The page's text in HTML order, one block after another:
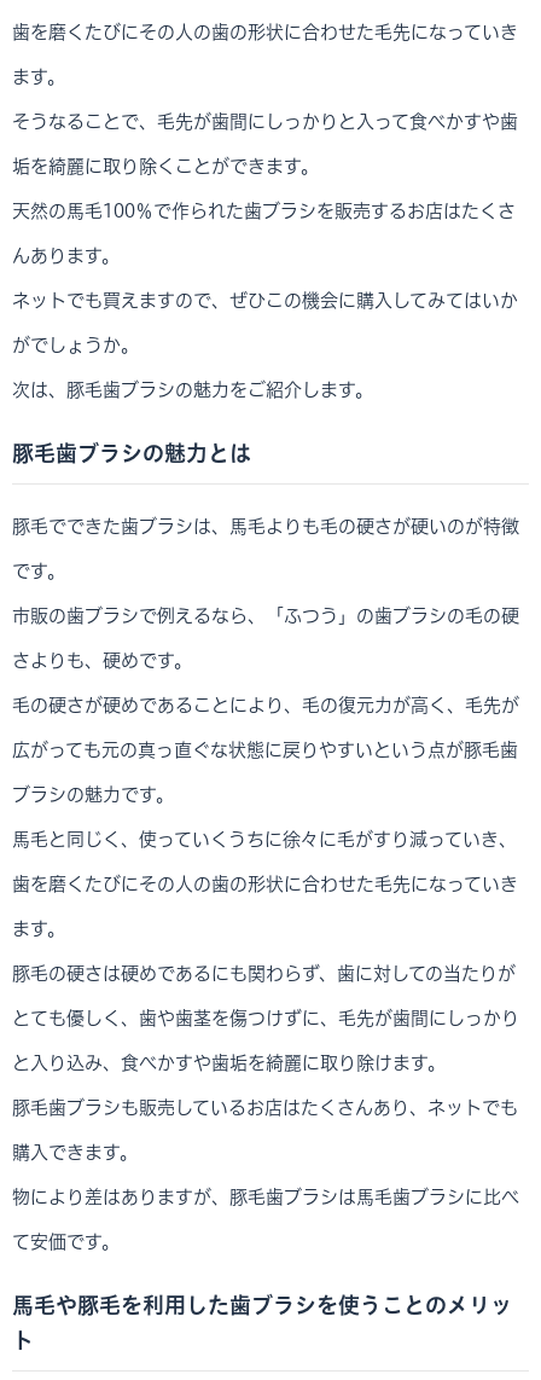
歯を磨くたびにその人の歯の形状に合わせた毛先になっていき
ます。
そうなることで、毛先が歯間にしっかりと入って食べかすや歯
垢を綺麗に取り除くことができます。
天然の馬毛100％で作られた歯ブラシを販売するお店はたくさ
んあります。
ネットでも買えますので、ぜひこの機会に購入してみてはいか
がでしょうか。
次は、豚毛歯ブラシの魅力をご紹介します。
豚毛歯ブラシの魅力とは
豚毛でできた歯ブラシは、馬毛よりも毛の硬さが硬いのが特徴
です。
市販の歯ブラシで例えるなら、「ふつう」の歯ブラシの毛の硬
さよりも、硬めです。
毛の硬さが硬めであることにより、毛の復元力が高く、毛先が
広がっても元の真っ直ぐな状態に戻りやすいという点が豚毛歯
ブラシの魅力です。
馬毛と同じく、使っていくうちに徐々に毛がすり減っていき、
歯を磨くたびにその人の歯の形状に合わせた毛先になっていき
ます。
豚毛の硬さは硬めであるにも関わらず、歯に対しての当たりが
とても優しく、歯や歯茎を傷つけずに、毛先が歯間にしっかり
と入り込み、食べかすや歯垢を綺麗に取り除けます。
豚毛歯ブラシも販売しているお店はたくさんあり、ネットでも
購入できます。
物により差はありますが、豚毛歯ブラシは馬毛歯ブラシに比べ
て安価です。
馬毛や豚毛を利用した歯ブラシを使うことのメリッ
ト